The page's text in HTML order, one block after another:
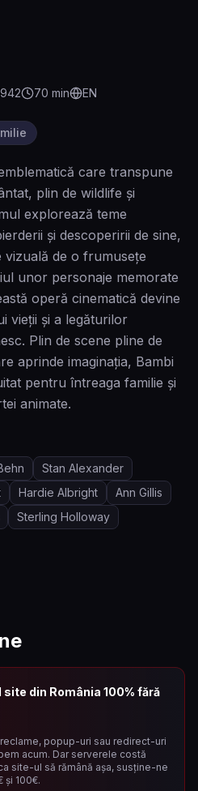
70 min EN
care transpune
plin de wildlife și
explorează teme
și descoperirii de sine,
de o frumusețe
unor personaje memorate
operă cinematică devine
vieții și a legăturilor
Plin de scene pline de
aprinde imaginația, Bambi
pentru întreaga familie și
animate.
Stan Alexander
Hardie Albright
Ann Gillis
Sterling Holloway
din România 100% fără
popup-uri sau redirect-uri
acum. Dar serverele costă
site-ul să rămână așa, susține-ne
și 100€.